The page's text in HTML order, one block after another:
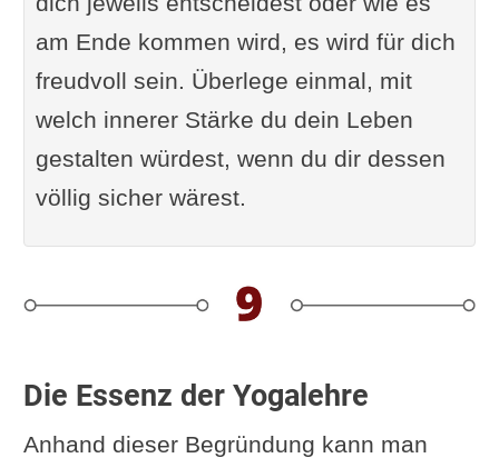
am Ende kommen wird, es wird für dich
freudvoll sein. Überlege einmal, mit
welch innerer Stärke du dein Leben
gestalten würdest, wenn du dir dessen
völlig sicher wärest.
Die Essenz der Yogalehre
Anhand dieser Begründung kann man